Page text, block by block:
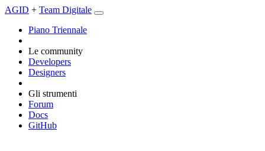
AGID + Team Digitale
Piano Triennale
Le community
Developers
Designers
Gli strumenti
Forum
Docs
GitHub